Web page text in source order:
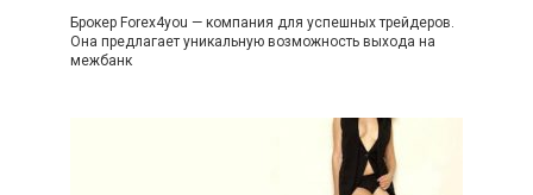
Брокер Forex4you — компания для успешных трейдеров.
Она предлагает уникальную возможность выхода на
межбанк